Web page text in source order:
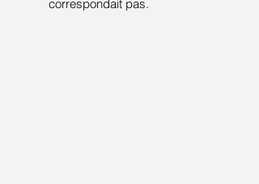
correspondait pas.